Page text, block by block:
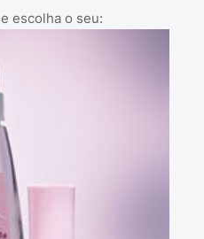
e escolha o seu: